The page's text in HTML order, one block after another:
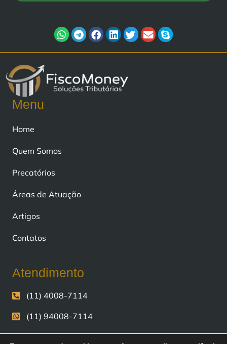
Menu
Home
Quem Somos
Precatórios
Áreas de Atuação
Artigos
Contatos
Atendimento
(11) 4008-7114
(11) 94008-7114
contato@fiscomoney.com.br